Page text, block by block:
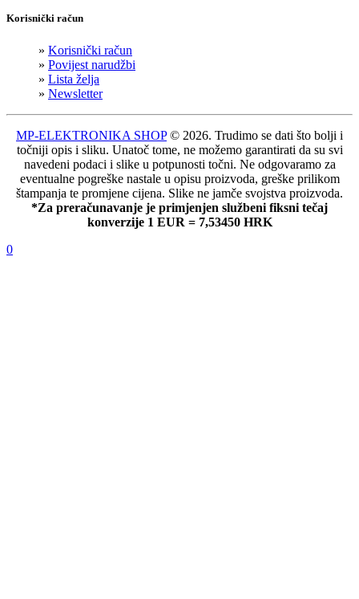
Korisnički račun
» Korisnički račun
» Povijest narudžbi
» Lista želja
» Newsletter
MP-ELEKTRONIKA SHOP© 2026. Trudimo se dati što bolji i
točniji opis i sliku. Unatoč tome, ne možemo garantirati da su svi
navedeni podaci i slike u potpunosti točni. Ne odgovaramo za
eventualne pogreške nastale u opisu proizvoda, greške prilikom
štampanja te promjene cijena. Slike ne jamče svojstva proizvoda.
*Za preračunavanje je primjenjen službeni fiksni tečaj
konverzije 1 EUR = 7,53450 HRK
0